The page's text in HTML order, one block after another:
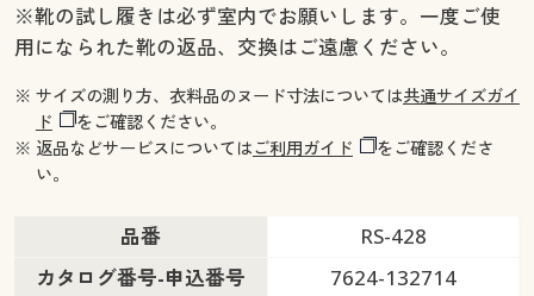
※靴の試し履きは必ず室内でお願いします。一度ご使
用になられた靴の返品、交換はご遠慮ください。
※ サイズの測り方、衣料品のヌード寸法については共通サイズガイ
ド
をご確認ください。
※ 返品などサービスについてはご利用ガイド
をご確認くださ
い。
品番
RS-428
カタログ番号-申込番号
7624-132714